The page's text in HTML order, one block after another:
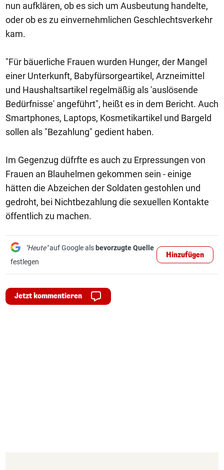
nun aufklären, ob es sich um Ausbeutung handelte,
oder ob es zu einvernehmlichen Geschlechtsverkehr
kam.
"Für bäuerliche Frauen wurden Hunger, der Mangel
einer Unterkunft, Babyfürsorgeartikel, Arzneimittel
und Haushaltsartikel regelmäßig als 'auslösende
Bedürfnisse' angeführt", heißt es in dem Bericht. Auch
Smartphones, Laptops, Kosmetikartikel und Bargeld
sollen als "Bezahlung" gedient haben.
Im Gegenzug düfrfte es auch zu Erpressungen von
Frauen an Blauhelmen gekommen sein - einige
hätten die Abzeichen der Soldaten gestohlen und
gedroht, bei Nichtbezahlung die sexuellen Kontakte
öffentlich zu machen.
"Heute"auf Google als bevorzugte Quelle
festlegen
Hinzufügen
Jetzt kommentieren